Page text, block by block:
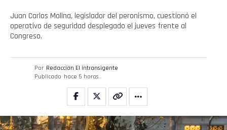
Juan Carlos Molina, legislador del peronismo, cuestionó el
operativo de seguridad desplegado el jueves frente al
Congreso.
Por Redacción El intransigente
Publicado hace 5 horas